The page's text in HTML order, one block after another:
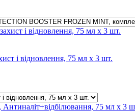
і відновлення, 75 мл х 3 шт.